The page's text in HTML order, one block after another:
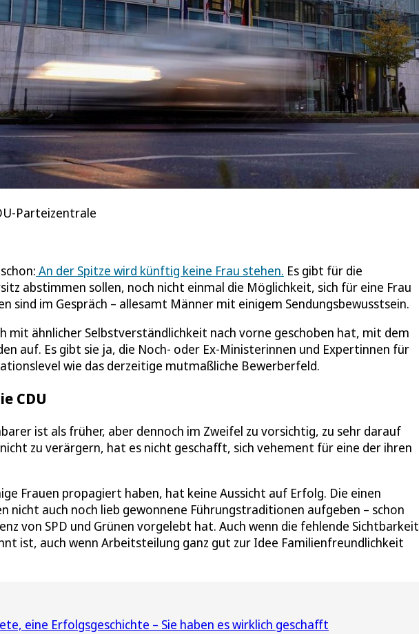
Parteizentrale
An der Spitze wird künftig keine Frau stehen. Es gibt für die
abstimmen sollen, noch nicht einmal die Möglichkeit, sich für eine Frau
sind im Gespräch – allesamt Männer mit einigem Sendungsbewusstsein.
mit ähnlicher Selbstverständlichkeit nach vorne geschoben hat, mit dem
auf. Es gibt sie ja, die Noch- oder Ex-Ministerinnen und Expertinnen für
wie das derzeitige mutmaßliche Bewerberfeld.
CDU
ist als früher, aber dennoch im Zweifel zu vorsichtig, zu sehr darauf
zu verärgern, hat es nicht geschafft, sich vehement für eine der ihren
Frauen propagiert haben, hat keine Aussicht auf Erfolg. Die einen
nicht auch noch lieb gewonnene Führungstraditionen aufgeben – schon
von SPD und Grünen vorgelebt hat. Auch wenn die fehlende Sichtbarkeit
ist, auch wenn Arbeitsteilung ganz gut zur Idee Familienfreundlichkeit
eine Erfolgsgeschichte – Sie haben es wirklich geschafft